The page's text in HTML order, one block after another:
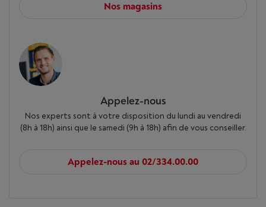
Nos magasins
Appelez-nous
Nos experts sont à votre disposition du lundi au vendredi
(8h à 18h) ainsi que le samedi (9h à 18h) afin de vous conseiller.
Appelez-nous au 02/334.00.00